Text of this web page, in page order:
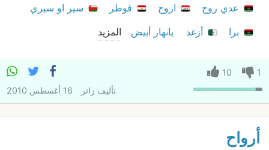
عدي روح
اروح قوطر
سير او سيري
برا
أزغد يانهار أبيض المزيد
1
10
تأليف زائر 16 أغسطس 2010
أرواح